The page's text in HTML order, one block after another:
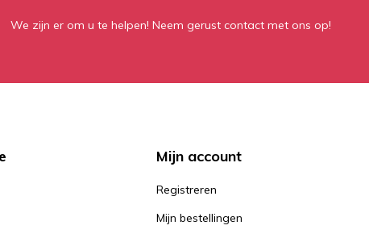
We zijn er om u te helpen! Neem gerust contact met ons op!
Mijn account
Registreren
Mijn bestellingen